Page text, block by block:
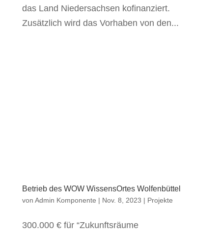
das Land Niedersachsen kofinanziert.
Zusätzlich wird das Vorhaben von den...
Betrieb des WOW WissensOrtes Wolfenbüttel
von Admin Komponente | Nov. 8, 2023 | Projekte
300.000 € für “Zukunftsräume